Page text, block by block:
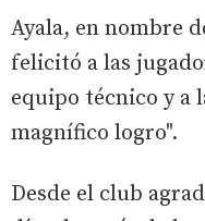
Ayala, en nombre
felicitó a las
equipo técnico y a
magnífico logro".
Desde el club